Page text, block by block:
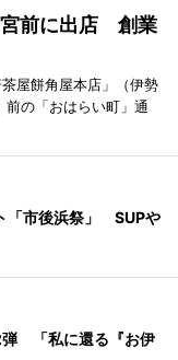
宮前に出店 創業
屋餅角屋本店」（伊勢
の「おはらい町」通
「市後浜祭」 SUPや
弾 「私に還る『お伊